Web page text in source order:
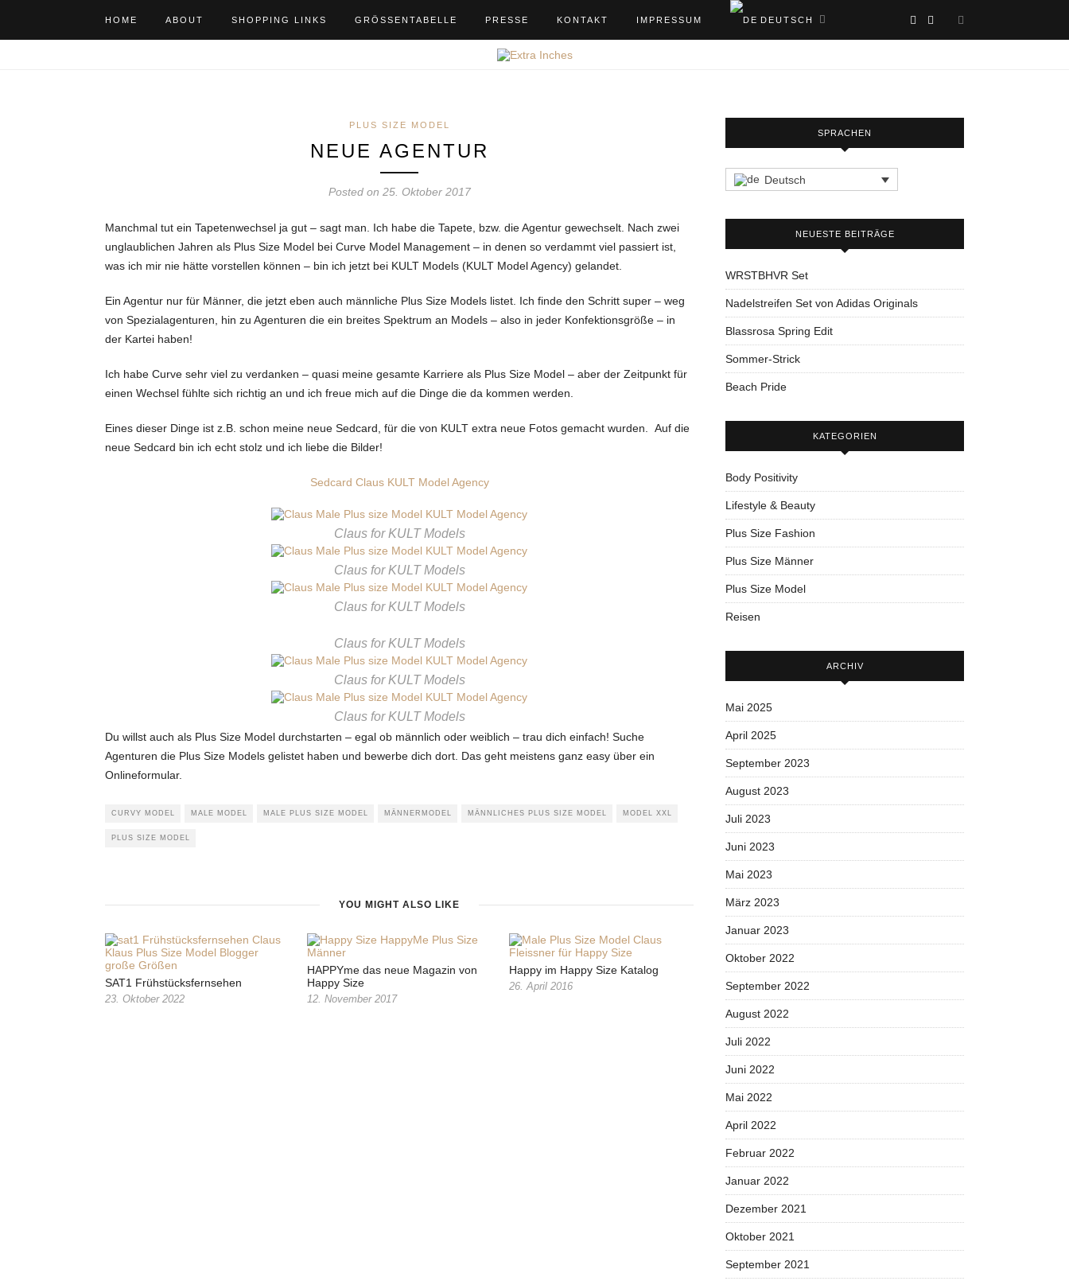
HOME ABOUT SHOPPING LINKS GRÖSSENTABELLE PRESSE KONTAKT IMPRESSUM DEUTSCH
PLUS SIZE MODEL
NEUE AGENTUR
Posted on 25. Oktober 2017
Manchmal tut ein Tapetenwechsel ja gut – sagt man. Ich habe die Tapete, bzw. die Agentur gewechselt. Nach zwei
unglaublichen Jahren als Plus Size Model bei Curve Model Management – in denen so verdammt viel passiert ist,
was ich mir nie hätte vorstellen können – bin ich jetzt bei KULT Models (KULT Model Agency) gelandet.
Ein Agentur nur für Männer, die jetzt eben auch männliche Plus Size Models listet. Ich finde den Schritt super – weg
von Spezialagenturen, hin zu Agenturen die ein breites Spektrum an Models – also in jeder Konfektionsgröße – in
der Kartei haben!
Ich habe Curve sehr viel zu verdanken – quasi meine gesamte Karriere als Plus Size Model – aber der Zeitpunkt für
einen Wechsel fühlte sich richtig an und ich freue mich auf die Dinge die da kommen werden.
Eines dieser Dinge ist z.B. schon meine neue Sedcard, für die von KULT extra neue Fotos gemacht wurden. Auf die
neue Sedcard bin ich echt stolz und ich liebe die Bilder!
Sedcard Claus KULT Model Agency
Claus for KULT Models
Claus for KULT Models
Claus for KULT Models
Claus for KULT Models
Claus for KULT Models
Claus for KULT Models
Du willst auch als Plus Size Model durchstarten – egal ob männlich oder weiblich – trau dich einfach! Suche
Agenturen die Plus Size Models gelistet haben und bewerbe dich dort. Das geht meistens ganz easy über ein
Onlineformular.
CURVY MODEL MALE MODEL MALE PLUS SIZE MODEL MÄNNERMODEL MÄNNLICHES PLUS SIZE MODEL MODEL XXL
PLUS SIZE MODEL
YOU MIGHT ALSO LIKE
SAT1 Frühstücksfernsehen
23. Oktober 2022
HAPPYme das neue Magazin von
Happy Size
12. November 2017
Happy im Happy Size Katalog
26. April 2016
SPRACHEN
Deutsch
NEUESTE BEITRÄGE
WRSTBHVR Set
Nadelstreifen Set von Adidas Originals
Blassrosa Spring Edit
Sommer-Strick
Beach Pride
KATEGORIEN
Body Positivity
Lifestyle & Beauty
Plus Size Fashion
Plus Size Männer
Plus Size Model
Reisen
ARCHIV
Mai 2025
April 2025
September 2023
August 2023
Juli 2023
Juni 2023
Mai 2023
März 2023
Januar 2023
Oktober 2022
September 2022
August 2022
Juli 2022
Juni 2022
Mai 2022
April 2022
Februar 2022
Januar 2022
Dezember 2021
Oktober 2021
September 2021